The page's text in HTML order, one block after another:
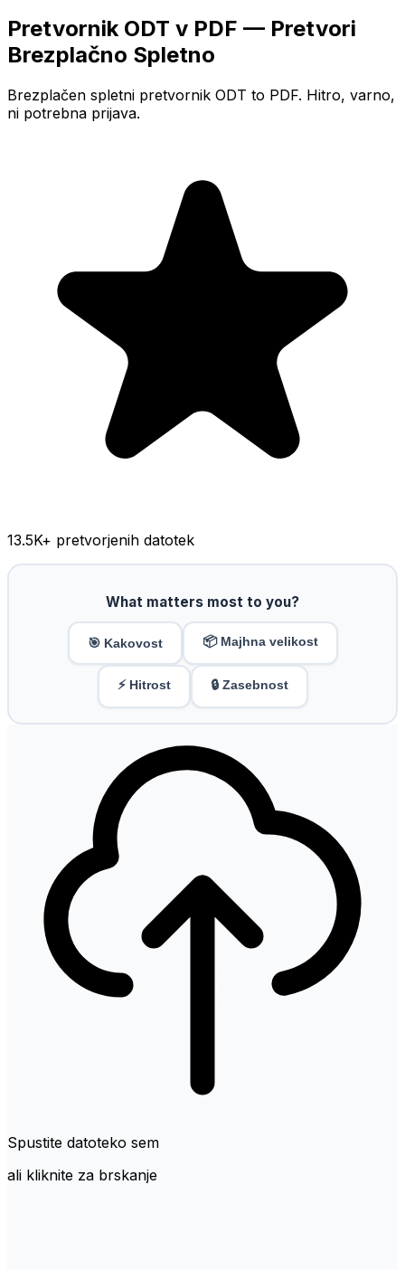
Pretvornik ODT v PDF — Pretvori
Brezplačno Spletno
Brezplačen spletni pretvornik ODT to PDF. Hitro, varno,
ni potrebna prijava.
13.5K+ pretvorjenih datotek
What matters most to you?
🎯 Kakovost 📦 Majhna velikost
⚡ Hitrost 🔒 Zasebnost
Spustite datoteko sem
ali kliknite za brskanje